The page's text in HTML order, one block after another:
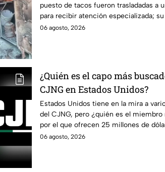
puesto de tacos fueron trasladadas a
para recibir atención especializada;
peligro.
06 agosto, 2026
¿Quién es el capo más
CJNG en Estados Unidos?
Estados Unidos tiene en la mira a
del CJNG, pero ¿quién es el miembro
por el que ofrecen 25 millones de
06 agosto, 2026